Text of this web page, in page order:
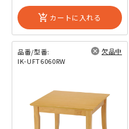
add_shopping_cart カートに入れる
品番/型番:
IK-UFT6060RW
欠品中